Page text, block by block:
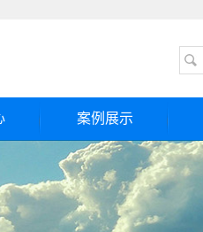
器
案例展示
一级案例